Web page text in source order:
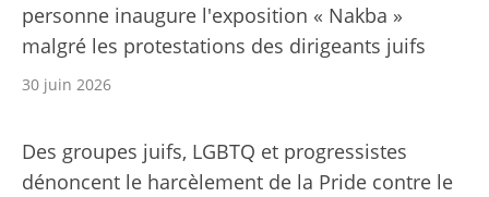
personne inaugure l'exposition « Nakba »
malgré les protestations des dirigeants juifs
30 juin 2026
Des groupes juifs, LGBTQ et progressistes
dénoncent le harcèlement de la Pride contre le